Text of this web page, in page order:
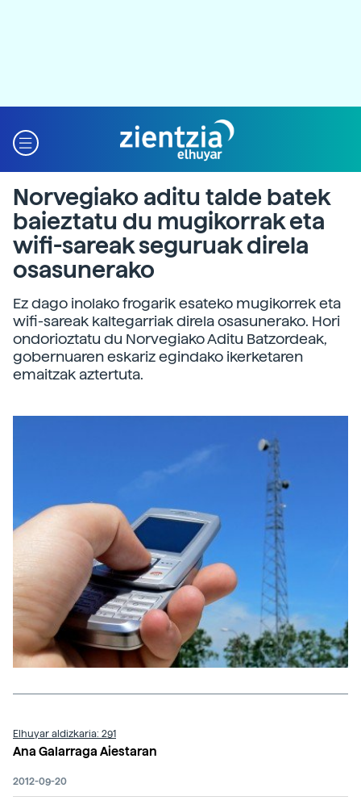
Norvegiako aditu talde batek
baieztatu du mugikorrak eta
wifi-sareak seguruak direla
osasunerako
Ez dago inolako frogarik esateko mugikorrek eta
wifi-sareak kaltegarriak direla osasunerako. Hori
ondorioztatu du Norvegiako Aditu Batzordeak,
gobernuaren eskariz egindako ikerketaren
emaitzak aztertuta.
Elhuyar aldizkaria: 291
Ana Galarraga Aiestaran
2012-09-20